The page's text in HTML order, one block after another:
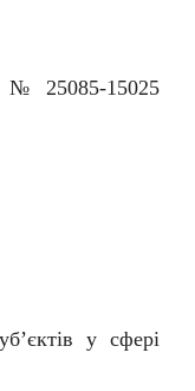
№ 25085-15025
’єктів у сфері